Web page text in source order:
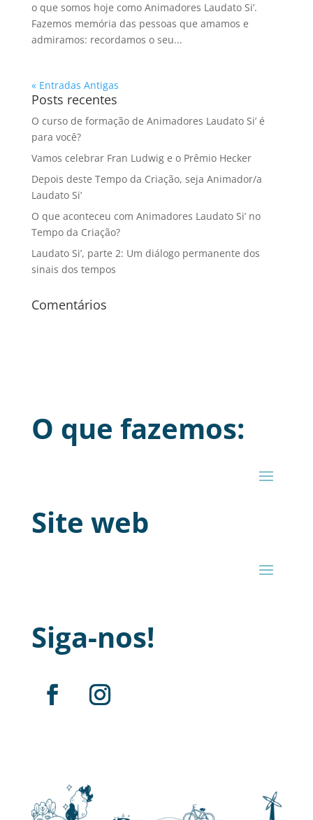
o que somos hoje como Animadores Laudato Si’.
Fazemos memória das pessoas que amamos e
admiramos: recordamos o seu...
« Entradas Antigas
Posts recentes
O curso de formação de Animadores Laudato Si’ é
para você?
Vamos celebrar Fran Ludwig e o Prêmio Hecker
Depois deste Tempo da Criação, seja Animador/a
Laudato Si’
O que aconteceu com Animadores Laudato Si’ no
Tempo da Criação?
Laudato Si’, parte 2: Um diálogo permanente dos
sinais dos tempos
Comentários
O que fazemos:
Site web
Siga-nos!